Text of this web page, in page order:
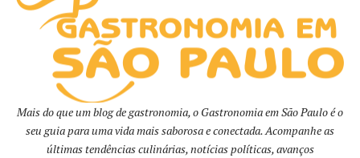
Mais do que um blog de gastronomia, o Gastronomia em São Paulo é o
seu guia para uma vida mais saborosa e conectada. Acompanhe as
últimas tendências culinárias, notícias políticas, avanços